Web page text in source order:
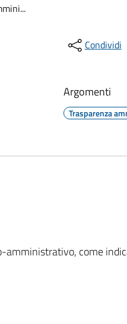
Condividi
Argomenti
Trasparenza
come